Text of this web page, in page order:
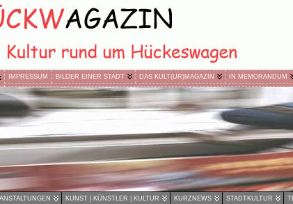
IMPRESSUM BILDER EINER STADT DAS KULT(UR)MAGAZIN IN MEMORANDUM
KUNST | KÜNSTLER | KULTUR KURZNEWS STADTKULTUR